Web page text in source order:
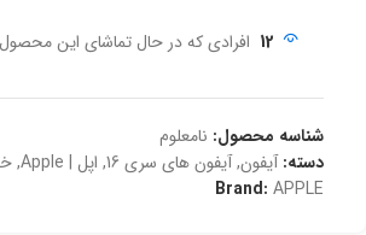
12 افرادی که در حال تماشای این
شناسه محصول: نامعلوم
دسته: آیفون,آیفون های سری 16 , اپل | Apple ,
Brand: APPLE